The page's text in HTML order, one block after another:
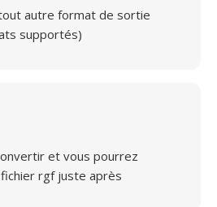
autre format de sortie
supportés)
et vous pourrez
rgf juste après